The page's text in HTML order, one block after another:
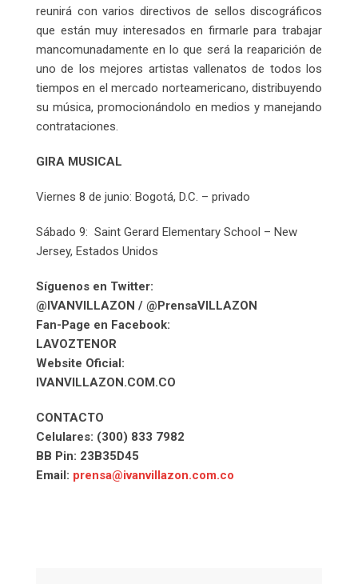
reunirá con varios directivos de sellos discográficos
que están muy interesados en firmarle para trabajar
mancomunadamente en lo que será la reaparición de
uno de los mejores artistas vallenatos de todos los
tiempos en el mercado norteamericano, distribuyendo
su música, promocionándolo en medios y manejando
contrataciones.
GIRA MUSICAL
Viernes 8 de junio: Bogotá, D.C. – privado
Sábado 9: Saint Gerard Elementary School – New
Jersey, Estados Unidos
Síguenos en Twitter:
@IVANVILLAZON / @PrensaVILLAZON
Fan-Page en Facebook:
LAVOZTENOR
Website Oficial:
IVANVILLAZON.COM.CO
CONTACTO
Celulares: (300) 833 7982
BB Pin: 23B35D45
Email: prensa@ivanvillazon.com.co